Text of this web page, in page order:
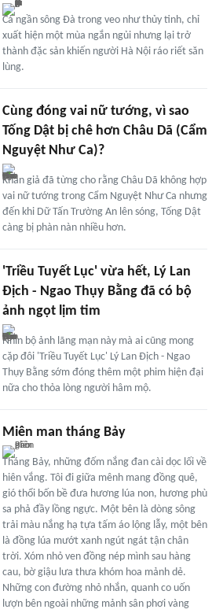
Cá ngần sông Đà trong veo như thủy tinh, chỉ
xuất hiện một mùa ngắn ngủi nhưng lại trở
thành đặc sản khiến người Hà Nội ráo riết săn
lùng.
Cùng đóng vai nữ tướng, vì sao
Tống Dật bị chê hơn Châu Dã (Cẩm
Nguyệt Như Ca)?
Khán giả đã từng cho rằng Châu Dã không hợp
vai nữ tướng trong Cẩm Nguyệt Như Ca nhưng
đến khi Dữ Tấn Trường An lên sóng, Tống Dật
càng bị phàn nàn nhiều hơn.
'Triều Tuyết Lục' vừa hết, Lý Lan
Địch - Ngao Thụy Bằng đã có bộ
ảnh ngọt lịm tim
Nhìn bộ ảnh lãng mạn này mà ai cũng mong
cặp đôi 'Triều Tuyết Lục' Lý Lan Địch - Ngao
Thụy Bằng sớm đóng thêm một phim hiện đại
nữa cho thỏa lòng người hâm mộ.
Miên man tháng Bảy
Tháng Bảy, những đốm nắng đan cài dọc lối về
hiên vắng. Tôi đi giữa mênh mang đồng quê,
gió thổi bốn bề đưa hương lúa non, hương phù
sa phả đầy lồng ngực. Một bên là dòng sông
trải màu nắng hạ tựa tấm áo lộng lẫy, một bên
là đồng lúa mướt xanh ngút ngát tận chân
trời. Xóm nhỏ ven đồng nép mình sau hàng
cau, bờ giậu lưa thưa khóm hoa mảnh dẻ.
Những con đường nhỏ nhắn, quanh co uốn
lượn bên ngoài những mảnh sân phơi vàng